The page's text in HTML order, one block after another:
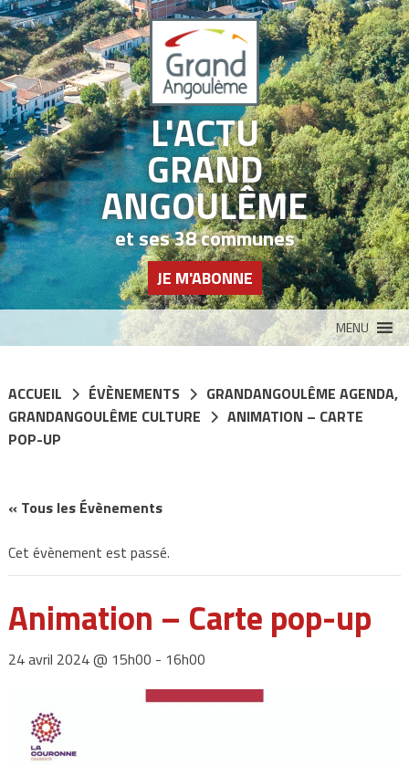
L'ACTU
GRAND
ANGOULÊME
et ses 38 communes
JE M'ABONNE
MENU
ACCUEIL ÉVÈNEMENTS GRANDANGOULÊME AGENDA,
GRANDANGOULÊME CULTURE
ANIMATION – CARTE
POP-UP
« Tous les Évènements
Cet évènement est passé.
Animation – Carte pop-up
24 avril 2024 @ 15h00 - 16h00
Panneau de gestion des cookies